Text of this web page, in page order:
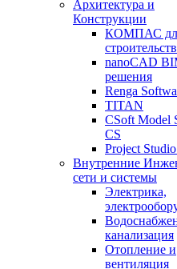
Архитектура и
Конструкции
КОМПАС
nanoCAD
решения
Renga
TITAN
CSoft Model
CS
Project
Внутренние
сети и системы
Электрика,
канализация
Отопление и
вентиляция